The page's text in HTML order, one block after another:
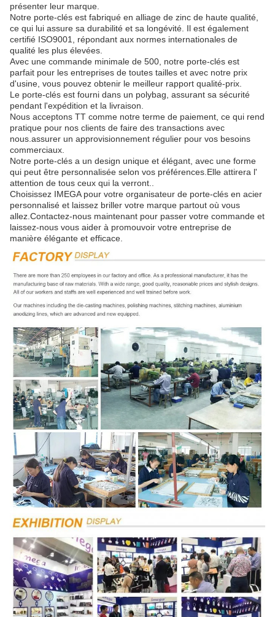
présenter leur marque.
Notre porte-clés est fabriqué en alliage de zinc de haute qualité,
ce qui lui assure sa durabilité et sa longévité. Il est également
certifié ISO9001, répondant aux normes internationales de
qualité les plus élevées.
Avec une commande minimale de 500, notre porte-clés est
parfait pour les entreprises de toutes tailles et avec notre prix
d'usine, vous pouvez obtenir le meilleur rapport qualité-prix.
Le porte-clés est fourni dans un polybag, assurant sa sécurité
pendant l'expédition et la livraison.
Nous acceptons TT comme notre terme de paiement, ce qui rend
pratique pour nos clients de faire des transactions avec
nous.assurer un approvisionnement régulier pour vos besoins
commerciaux.
Notre porte-clés a un design unique et élégant, avec une forme
qui peut être personnalisée selon vos préférences.Elle attirera l'
attention de tous ceux qui la verront..
Choisissez IMEGA pour votre organisateur de porte-clés en acier
personnalisé et laissez briller votre marque partout où vous
allez.Contactez-nous maintenant pour passer votre commande et
laissez-nous vous aider à promouvoir votre entreprise de
manière élégante et efficace.